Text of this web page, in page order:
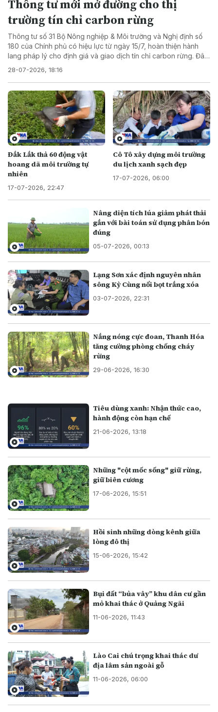
Thông tư mới mở đường cho thị
trường tín chỉ carbon rừng
Thông tư số 31 Bộ Nông nghiệp & Môi trường và Nghị định số
180 của Chính phủ có hiệu lực từ ngày 15/7, hoàn thiện hành
lang pháp lý cho định giá và giao dịch tín chỉ carbon rừng. Đây
khai thác hiệu quả giá trị tài nguyên rừng và tăng trưởng xanh.
28-07-2026, 18:16
Đắk Lắk thả 60 động vật
hoang dã môi trường tự
nhiên
17-07-2026, 22:47
Cô Tô xây dựng môi trường
du lịch xanh sạch đẹp
17-07-2026, 06:00
Nâng diện tích lúa giảm phát thải
gắn với bài toán sử dụng phân bón
đúng
05-07-2026, 00:13
Lạng Sơn xác định nguyên nhân
sông Kỳ Cùng nổi bọt trắng xóa
03-07-2026, 22:31
Nắng nóng cực đoan, Thanh Hóa
tăng cường phòng chống cháy
rừng
29-06-2026, 16:30
Tiêu dùng xanh: Nhận thức cao,
hành động còn hạn chế
21-06-2026, 13:18
Những "cột mốc sống" giữ rừng,
giữ biên cương
17-06-2026, 15:51
Hồi sinh những dòng kênh giữa
lòng đô thị
15-06-2026, 15:42
Bụi đất “bủa vây” khu dân cư gần
mỏ khai thác ở Quảng Ngãi
11-06-2026, 11:43
Lào Cai chú trọng khai thác dư
địa lâm sản ngoài gỗ
11-06-2026, 06:00